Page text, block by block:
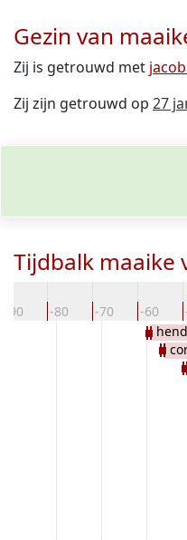
Gezin van
Zij is getrouwd met
Zij zijn getrouwd op 27
Tijdbalk maaike
-90 -80 -70 -60